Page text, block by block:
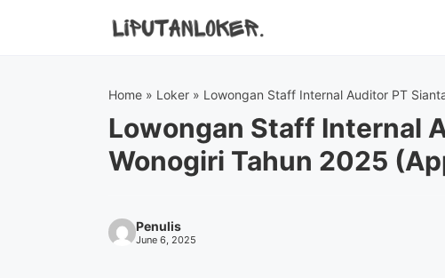
Home » Loker » Lowongan Staff Internal Auditor PT
Lowongan Staff Internal
Wonogiri Tahun 2025
Penulis
June 6, 2025